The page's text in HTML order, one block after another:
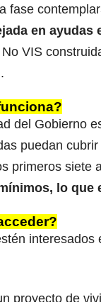
fase
en ayudas
VIS
del Gobierno
puedan
primeros siete
lo que
interesados
proyecto de